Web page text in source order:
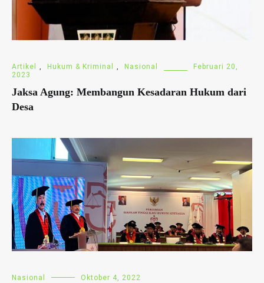
Artikel Hukum & Kriminal Nasional
Februari 20,
2023
Jaksa Agung: Membangun Kesadaran Hukum dari
Desa
Nasional Oktober 4, 2022